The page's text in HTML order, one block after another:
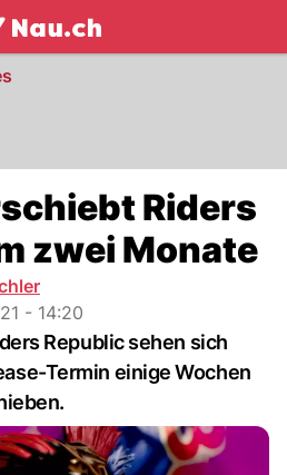
NAU.ch
Riders
zwei Monate
- 14:20
Republic sehen sich
Termin einige Wochen